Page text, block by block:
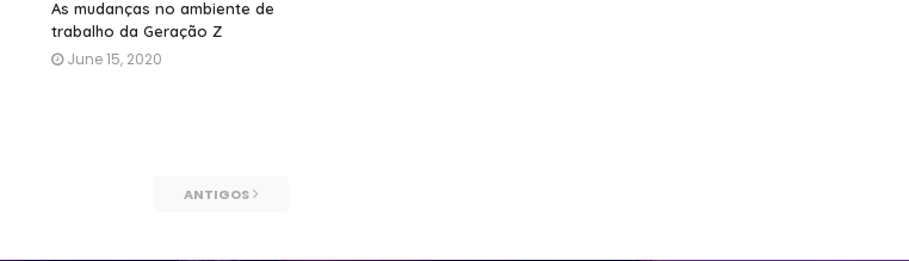
As mudanças no ambiente de
trabalho da Geração Z
June 15, 2020
ANTIGOS